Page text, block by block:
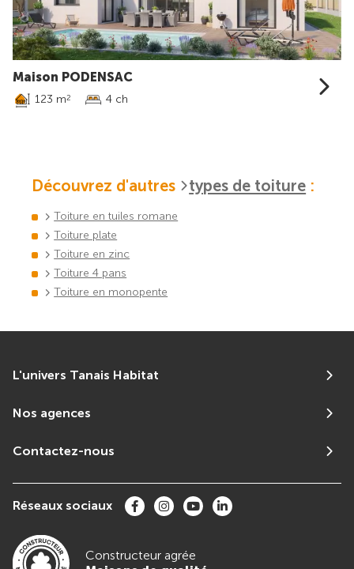
Maison PODENSAC
123 m2 4 ch
Découvrez d'autres types de toiture :
Toiture en tuiles romane
Toiture plate
Toiture en zinc
Toiture 4 pans
Toiture en monopente
L'univers Tanais Habitat
Nos agences
Contactez-nous
Réseaux sociaux
Constructeur agrée